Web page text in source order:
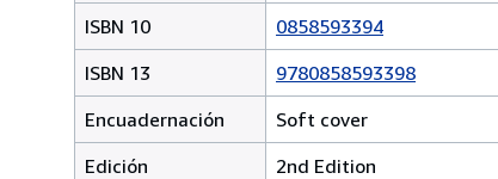
ISBN 10
0858593394
ISBN 13
9780858593398
Encuadernación
Soft cover
Edición
2nd Edition